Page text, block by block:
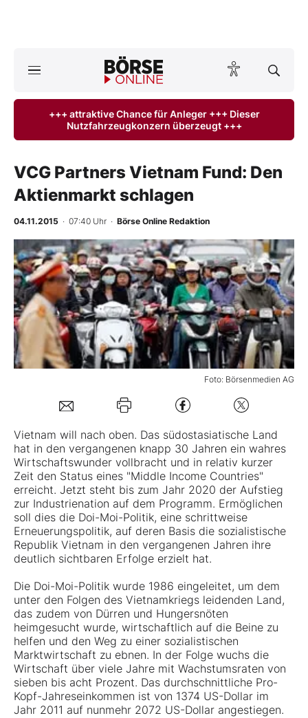
ktuelle Ausgabe BÖRSE ONLINE lesen
Finanz-Check
BO-Musterdepots
Experten
Mein B:O
Kontakt
+++ attraktive Chance für Anleger +++ Dieser
Nutzfahrzeugkonzern überzeugt +++
VCG Partners Vietnam Fund: Den
Aktienmarkt schlagen
04.11.2015 · 07:40 Uhr · Börse Online Redaktion
Foto: Börsenmedien AG
Vietnam will nach oben. Das südostasiatische Land
hat in den vergangenen knapp 30 Jahren ein wahres
Wirtschaftswunder vollbracht und in relativ kurzer
Zeit den Status eines "Middle Income Countries"
erreicht. Jetzt steht bis zum Jahr 2020 der Aufstieg
zur Industrienation auf dem Programm. Ermöglichen
soll dies die Doi-Moi-Politik, eine schrittweise
Erneuerungspolitik, auf deren Basis die sozialistische
Republik Vietnam in den vergangenen Jahren ihre
deutlich sichtbaren Erfolge erzielt hat.
Die Doi-Moi-Politik wurde 1986 eingeleitet, um dem
unter den Folgen des Vietnamkriegs leidenden Land,
das zudem von Dürren und Hungersnöten
heimgesucht wurde, wirtschaftlich auf die Beine zu
helfen und den Weg zu einer sozialistischen
Marktwirtschaft zu ebnen. In der Folge wuchs die
Wirtschaft über viele Jahre mit Wachstumsraten von
sieben bis acht Prozent. Das durchschnittliche Pro-
Kopf-Jahreseinkommen ist von 1374 US-Dollar im
Jahr 2011 auf nunmehr 2072 US-Dollar angestiegen.